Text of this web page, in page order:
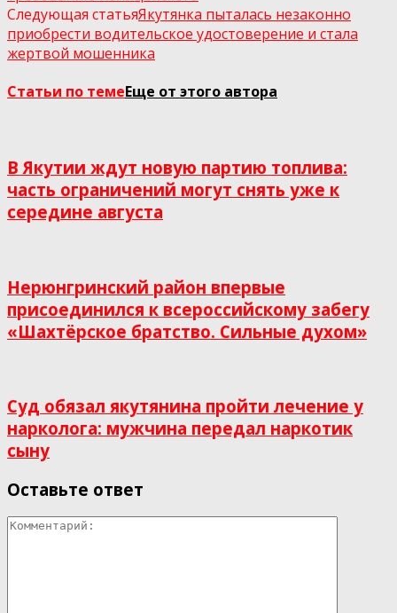
Следующая статьяЯкутянка пыталась незаконно
приобрести водительское удостоверение и стала
жертвой мошенника
Статьи по темеЕще от этого автора
В Якутии ждут новую партию топлива:
часть ограничений могут снять уже к
середине августа
Нерюнгринский район впервые
присоединился к всероссийскому забегу
«Шахтёрское братство. Сильные духом»
Суд обязал якутянина пройти лечение у
нарколога: мужчина передал наркотик
сыну
Оставьте ответ